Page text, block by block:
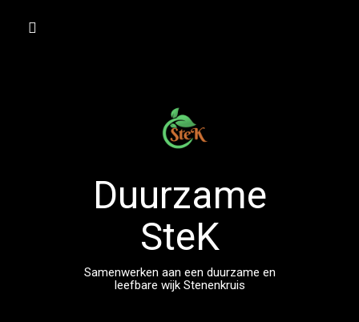
Duurzame
SteK
Samenwerken aan een duurzame en
leefbare wijk Stenenkruis